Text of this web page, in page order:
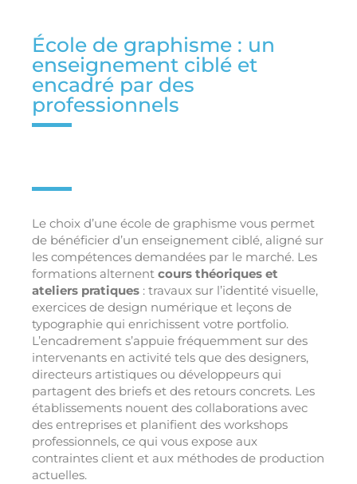
École de graphisme : un
enseignement ciblé et
encadré par des
professionnels
Le choix d’une école de graphisme vous permet
de bénéficier d’un enseignement ciblé, aligné sur
les compétences demandées par le marché. Les
formations alternent cours théoriques et
ateliers pratiques : travaux sur l’identité visuelle,
exercices de design numérique et leçons de
typographie qui enrichissent votre portfolio.
L’encadrement s’appuie fréquemment sur des
intervenants en activité tels que des designers,
directeurs artistiques ou développeurs qui
partagent des briefs et des retours concrets. Les
établissements nouent des collaborations avec
des entreprises et planifient des workshops
professionnels, ce qui vous expose aux
contraintes client et aux méthodes de production
actuelles.